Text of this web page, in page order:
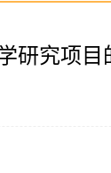
研究项目